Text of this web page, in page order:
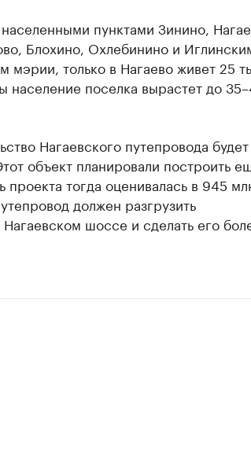
пунктами Зинино,
Блохино, Охлебинино и
мэрии, только в Нагаево живет 25
население поселка вырастет до
Нагаевского путепровода будет
объект планировали построить
тогда оценивалась в 945
должен разгрузить
шоссе и сделать его